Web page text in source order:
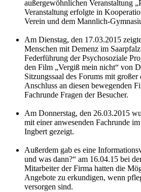
außergewöhnlichen Veranstaltung
Veranstaltung erfolgte in
Verein und dem Mannlich-
Am Dienstag, den 17.03.2015
Menschen mit Demenz im
Federführung der Psychosoziale
den Film „Vergiß mein nicht“ von
Sitzungssaal des Forums mit
Anschluss an diesen bewegenden
Fachrunde Fragen der Besucher.
Am Donnerstag, den 26.03.2015
mit einer anwesenden Fachrunde
Ingbert gezeigt.
Außerdem gab es eine
und was dann?“ am 16.04.15 bei
Mitarbeiter der Firma hatten die
Angebote zu erkundigen, wenn
versorgen sind.